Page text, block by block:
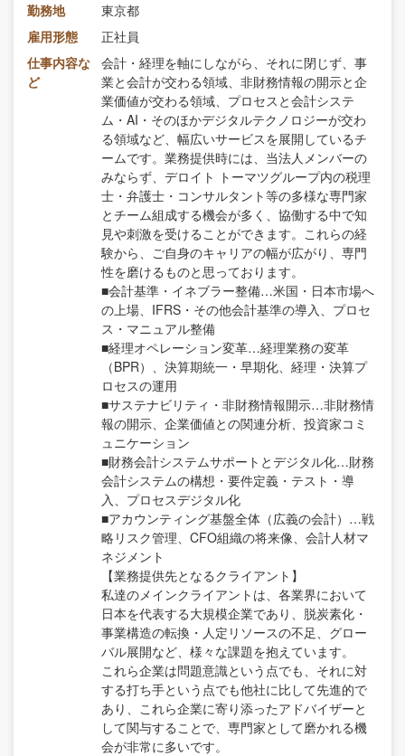
勤務地
東京都
雇用形態
正社員
仕事内容な
ど
会計・経理を軸にしながら、それに閉じず、事
業と会計が交わる領域、非財務情報の開示と企
業価値が交わる領域、プロセスと会計システ
ム・AI・そのほかデジタルテクノロジーが交わ
る領域など、幅広いサービスを展開しているチ
ームです。業務提供時には、当法人メンバーの
みならず、デロイト トーマツグループ内の税理
士・弁護士・コンサルタント等の多様な専門家
とチーム組成する機会が多く、協働する中で知
見や刺激を受けることができます。これらの経
験から、ご自身のキャリアの幅が広がり、専門
性を磨けるものと思っております。
■会計基準・イネブラー整備…米国・日本市場へ
の上場、IFRS・その他会計基準の導入、プロセ
ス・マニュアル整備
■経理オペレーション変革…経理業務の変革
（BPR）、決算期統一・早期化、経理・決算プ
ロセスの運用
■サステナビリティ・非財務情報開示…非財務情
報の開示、企業価値との関連分析、投資家コミ
ュニケーション
■財務会計システムサポートとデジタル化…財務
会計システムの構想・要件定義・テスト・導
入、プロセスデジタル化
■アカウンティング基盤全体（広義の会計）…戦
略リスク管理、CFO組織の将来像、会計人材マ
ネジメント
【業務提供先となるクライアント】
私達のメインクライアントは、各業界において
日本を代表する大規模企業であり、脱炭素化・
事業構造の転換・人定リソースの不足、グロー
バル展開など、様々な課題を抱えています。
これら企業は問題意識という点でも、それに対
する打ち手という点でも他社に比して先進的で
あり、これら企業に寄り添ったアドバイザーと
して関与することで、専門家として磨かれる機
会が非常に多いです。